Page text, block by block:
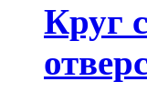
Круг